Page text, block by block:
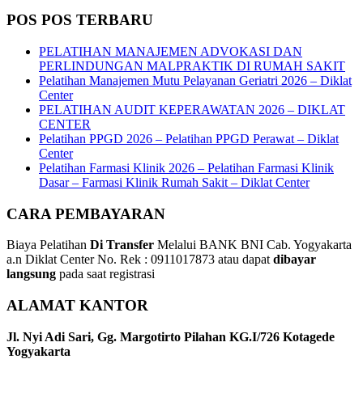
POS POS TERBARU
PELATIHAN MANAJEMEN ADVOKASI DAN
PERLINDUNGAN MALPRAKTIK DI RUMAH SAKIT
Pelatihan Manajemen Mutu Pelayanan Geriatri 2026 – Diklat
Center
PELATIHAN AUDIT KEPERAWATAN 2026 – DIKLAT
CENTER
Pelatihan PPGD 2026 – Pelatihan PPGD Perawat – Diklat
Center
Pelatihan Farmasi Klinik 2026 – Pelatihan Farmasi Klinik
Dasar – Farmasi Klinik Rumah Sakit – Diklat Center
CARA PEMBAYARAN
Biaya Pelatihan Di Transfer Melalui BANK BNI Cab. Yogyakarta
a.n Diklat Center No. Rek : 0911017873 atau dapatdibayar
langsung pada saat registrasi
ALAMAT KANTOR
Jl. Nyi Adi Sari, Gg. Margotirto Pilahan KG.I/726 Kotagede
Yogyakarta